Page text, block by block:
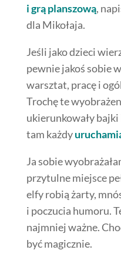
i grą planszową,
dla Mikołaja.
Jeśli jako dzieci
pewnie jakoś sobie
warsztat, pracę i
Trochę te
ukierunkowały bajki
tam każdy
Ja sobie
przytulne miejsce
elfy robią żarty,
i poczucia humoru.
najmniej ważne.
być magicznie.